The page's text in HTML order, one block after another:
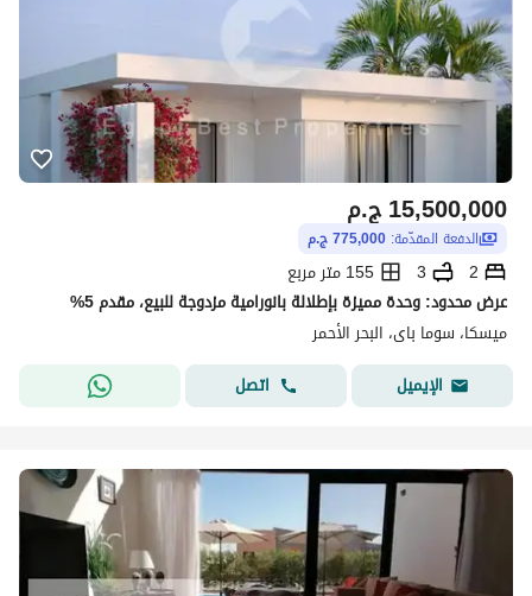
ج.م15,500,000
الدفعة المقدّمة: 775,000 ج.م
2
3
155 متر مربع
عرض محدود: وحدة مميزة بإطلالة بانورامية مزدوجة للبيع، مقدم 5%
ميسكا، سوما باى، البحر الأحمر
الإيميل
اتصل